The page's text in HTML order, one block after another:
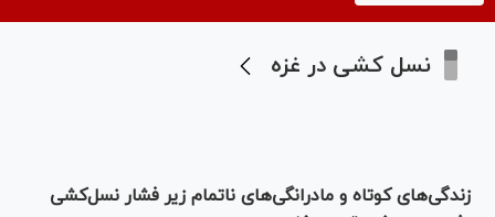
نسل کشی در غزه
زندگی‌های کوتاه و مادرانگی‌های ناتمام زیر فشار نسل‌کشی